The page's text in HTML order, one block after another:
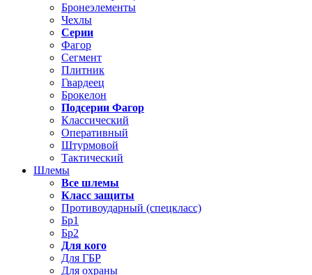
Бронеэлементы
Чехлы
Серии
Фагор
Сегмент
Плитник
Гвардеец
Брокелон
Подсерии Фагор
Классический
Оперативный
Штурмовой
Тактический
Шлемы
Все шлемы
Класс защиты
Противоударный (спецкласс)
Бр1
Бр2
Для кого
Для ГБР
Для охраны